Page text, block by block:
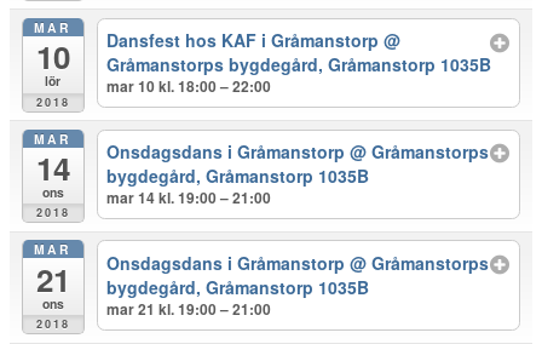
MAR
10
lör
2018
Dansfest hos KAF i Gråmanstorp@
Gråmanstorps bygdegård, Gråmanstorp 1035B
mar 10 kl. 18:00 – 22:00
MAR
14
ons
2018
Onsdagsdans i Gråmanstorp@ Gråmanstorps
bygdegård, Gråmanstorp 1035B
mar 14 kl. 19:00 – 21:00
MAR
21
ons
2018
Onsdagsdans i Gråmanstorp@ Gråmanstorps
bygdegård, Gråmanstorp 1035B
mar 21 kl. 19:00 – 21:00